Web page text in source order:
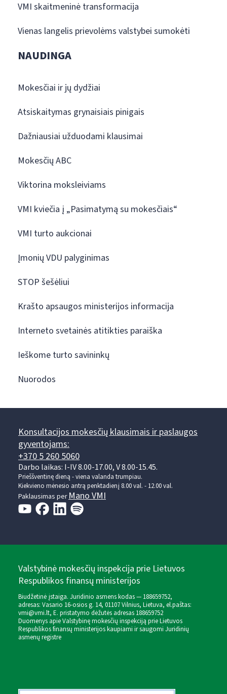
VMI skaitmeninė transformacija
Vienas langelis prievolėms valstybei sumokėti
NAUDINGA
Mokesčiai ir jų dydžiai
Atsiskaitymas grynaisiais pinigais
Dažniausiai užduodami klausimai
Mokesčių ABC
Viktorina moksleiviams
VMI kviečia į „Pasimatymą su mokesčiais“
VMI turto aukcionai
Įmonių VDU palyginimas
STOP šešėliui
Krašto apsaugos ministerijos informacija
Interneto svetainės atitikties paraiška
Ieškome turto savininkų
Nuorodos
Konsultacijos mokesčių klausimais ir paslaugos
gyventojams:
+370 5 260 5060
Darbo laikas: I-IV 8.00-17.00, V 8.00-15.45.
Prieššventinę dieną - viena valanda trumpiau.
Kiekvieno mėnesio antrą penktadienį 8.00 val. - 12.00 val.
Paklausimas perMano VMI
Valstybinė mokesčių inspekcija prie Lietuvos
Respublikos finansų ministerijos
Biudžetinė įstaiga. Juridinio asmens kodas — 188659752,
adresas: Vasario 16-osios g. 14, 01107 Vilnius, Lietuva, el.paštas:
vmi@vmi.lt, E. pristatymo dėžutės adresas 188659752
Duomenys apie Valstybinę mokesčių inspekciją prie Lietuvos
Respublikos finansų ministerijos kaupiami ir saugomi Juridinių
asmenų registre